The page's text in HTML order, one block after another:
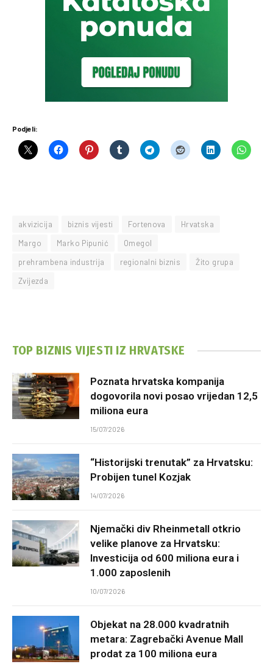
Podjeli:
akvizicija biznis vijesti Fortenova
Hrvatska
Margo
Marko Pipunić
Omegol
prehrambena industrija
regionalni biznis
Žito grupa
Zvijezda
TOP BIZNIS VIJESTI IZ HRVATSKE
Poznata hrvatska kompanija
dogovorila novi posao vrijedan 12,5
miliona eura
15/07/2026
“Historijski trenutak” za Hrvatsku:
Probijen tunel Kozjak
14/07/2026
Njemački div Rheinmetall otkrio
velike planove za Hrvatsku:
Investicija od 600 miliona eura i
1.000 zaposlenih
10/07/2026
Objekat na 28.000 kvadratnih
metara: Zagrebački Avenue Mall
prodat za 100 miliona eura